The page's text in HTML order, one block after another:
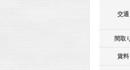
交通
間取
賃料